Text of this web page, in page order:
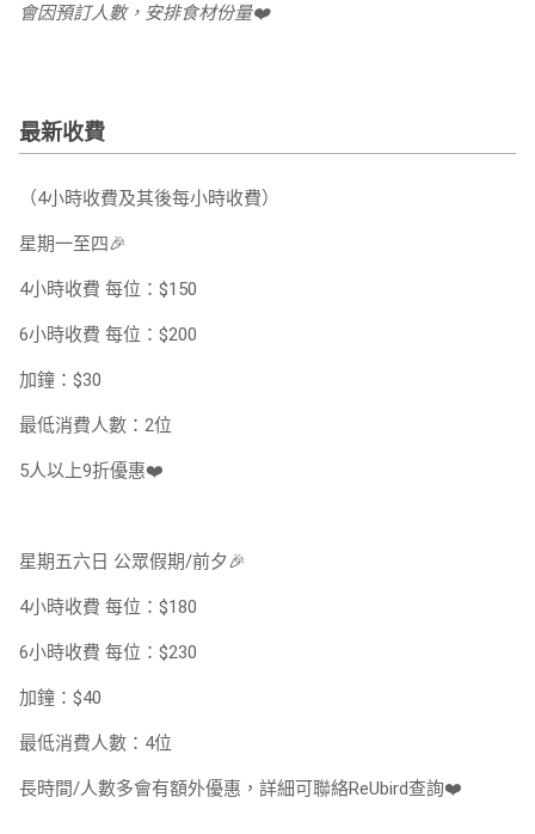
會因預訂人數，安排食材份量❤️
最新收費
（4小時收費及其後每小時收費）
星期一至四🎉
4小時收費 每位：$150
6小時收費 每位：$200
加鐘：$30
最低消費人數：2位
5人以上9折優惠❤️
星期五六日 公眾假期/前夕🎉
4小時收費 每位：$180
6小時收費 每位：$230
加鐘：$40
最低消費人數：4位
長時間/人數多會有額外優惠，詳細可聯絡ReUbird查詢❤️